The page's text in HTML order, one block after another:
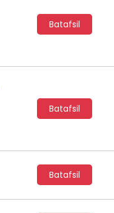
Batafsil
Batafsil
Batafsil